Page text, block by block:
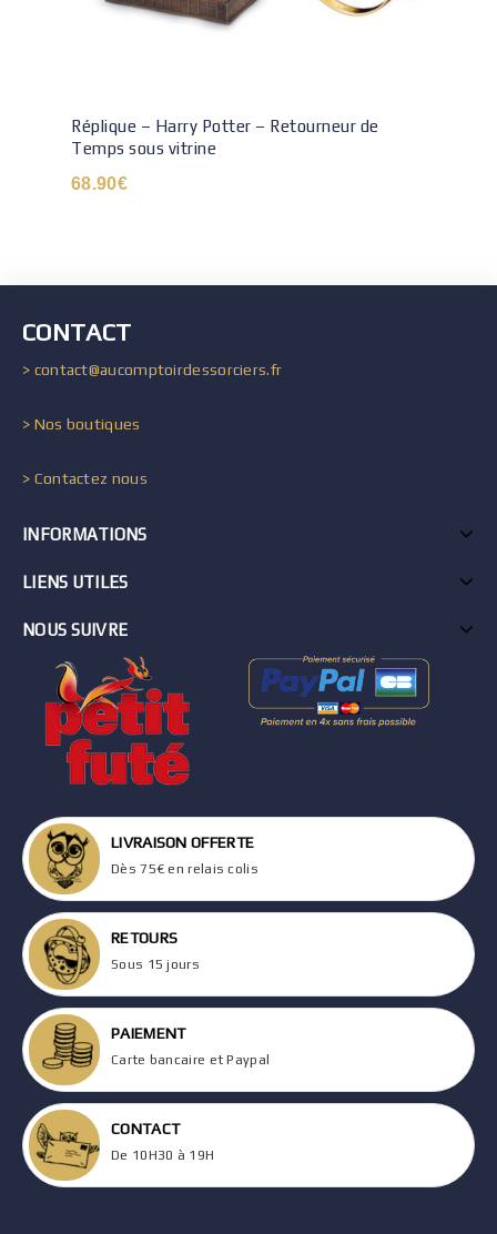
Réplique – Harry Potter – Retourneur de
Temps sous vitrine
68.90€
CONTACT
> contact@aucomptoirdessorciers.fr
> Nos boutiques
> Contactez nous
INFORMATIONS
LIENS UTILES
NOUS SUIVRE
LIVRAISON OFFERTE
Dès 75€ en relais colis
RETOURS
Sous 15 jours
PAIEMENT
Carte bancaire et Paypal
CONTACT
De 10H30 à 19H